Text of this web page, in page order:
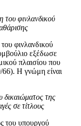
φινλανδικού
φινλανδικού
εξέδωσε
πλαισίου που
66). Η γνώμη είναι
δικαιώματος της
σε τίτλους
του υπουργού